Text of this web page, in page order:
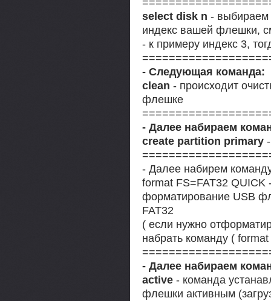
select disk n - выбираем
индекс вашей флешки,
- к примеру индекс 3,
- Следующая команда:
clean - происходит
флешке
- Далее набираем
create partition primary
- Далее набирем
format FS=FAT32 QUICK
форматирование USB
FAT32
( если нужно
набрать команду (
- Далее набираем
active - команда
флешки активным